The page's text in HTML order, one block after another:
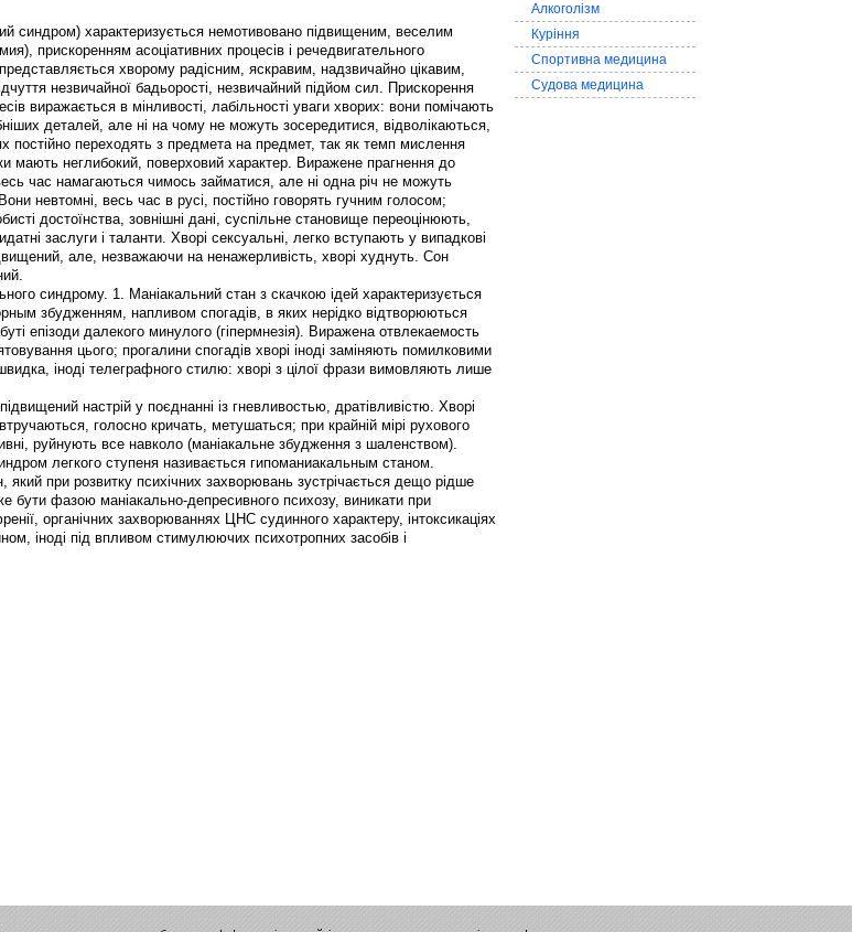
синдром) характеризується немотивовано підвищеним, веселим
прискоренням асоціативних процесів і речедвигательного
хворому радісним, яскравим, надзвичайно цікавим,
незвичайної бадьорості, незвичайний підйом сил. Прискорення
виражається в мінливості, лабільності уваги хворих: вони помічають
деталей, але ні на чому не можуть зосередитися, відволікаються,
постійно переходять з предмета на предмет, так як темп мислення
мають неглибокий, поверховий характер. Виражене прагнення до
час намагаються чимось займатися, але ні одна річ не можуть
невтомні, весь час в русі, постійно говорять гучним голосом;
достоїнства, зовнішні дані, суспільне становище переоцінюють,
заслуги і таланти. Хворі сексуальні, легко вступають у випадкові
але, незважаючи на ненажерливість, хворі худнуть. Сон
синдрому. 1. Маніакальний стан з скачкою ідей характеризується
збудженням, напливом спогадів, в яких нерідко відтворюються
епізоди далекого минулого (гіпермнезія). Виражена отвлекаемость
цього; прогалини спогадів хворі іноді заміняють помилковими
іноді телеграфного стилю: хворі з цілої фрази вимовляють лише
настрій у поєднанні із гневливостью, дратівливістю. Хворі
голосно кричать, метушаться; при крайній мірі рухового
руйнують все навколо (маніакальне збудження з шаленством).
легкого ступеня називається гипоманиакальным станом.
який при розвитку психічних захворювань зустрічається дещо рідше
бути фазою маніакально-депресивного психозу, виникати при
органічних захворюваннях ЦНС судинного характеру, інтоксикаціях
іноді під впливом стимулюючих психотропних засобів і
Алкоголізм
Куріння
Спортивна медицина
Судова медицина